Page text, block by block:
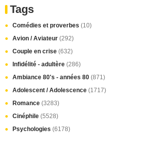
Tags
Comédies et proverbes (10)
Avion / Aviateur (292)
Couple en crise (632)
Infidélité - adultère (286)
Ambiance 80's - années 80 (871)
Adolescent / Adolescence (1717)
Romance (3283)
Cinéphile (5528)
Psychologies (6178)